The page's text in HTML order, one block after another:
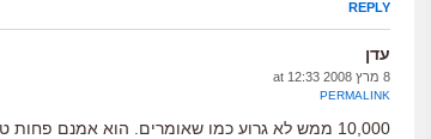
REPLY
עדן
8 מרץ 2008 at 12:33
PERMALINK
10,000 ממש לא גרוע כמו שאומרים. הוא אמנם